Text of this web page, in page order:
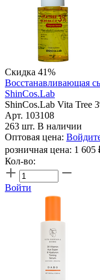
Скидка 41%
Восстанавливающая
ShinCos.Lab
ShinCos.Lab Vita Tree
Арт. 103108
263 шт. В наличии
Оптовая цена:
розничная цена: 1 605
Кол-во:
Войти